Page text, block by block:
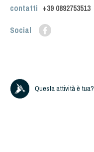
contatti +39 0892753513
Social
Questa attività è tua?